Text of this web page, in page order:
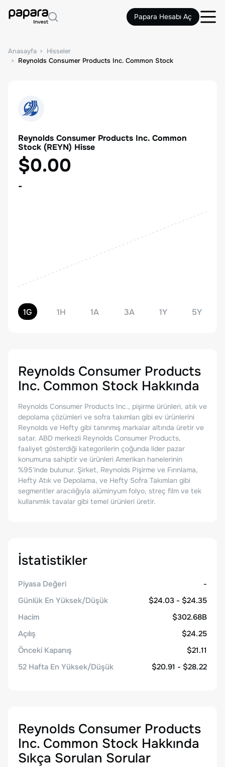
Papara Hesabı Aç
Anasayfa
Hisseler
Reynolds Consumer Products Inc. Common Stock
Reynolds Consumer Products Inc. Common
Stock (REYN) Hisse
$0.00
-
1G 1H 1A 3A 1Y 5Y
Reynolds Consumer Products
Inc. Common Stock Hakkında
Reynolds Consumer Products Inc., pişirme ürünleri, atık ve
depolama çözümleri ve sofra takımları gibi ev ürünlerini
Reynolds ve Hefty gibi tanınmış markalar altında üretir ve
satar. ABD merkezli Reynolds Consumer Products,
faaliyet gösterdiği kategorilerin çoğunda lider pazar
konumuna sahiptir ve ürünleri Amerikan hanelerinin
%95'inde bulunur. Şirket, Reynolds Pişirme ve Fırınlama,
Hefty Atık ve Depolama, ve Hefty Sofra Takımları gibi
segmentler aracılığıyla alüminyum folyo, streç film ve tek
kullanımlık tavalar gibi temel ürünleri üretir.
İstatistikler
Piyasa Değeri
-
Günlük En Yüksek/Düşük
$24.03 - $24.35
Hacim
$302.68B
Açılış
$24.25
Önceki Kapanış
$21.11
52 Hafta En Yüksek/Düşük
$20.91 - $28.22
Reynolds Consumer Products
Inc. Common Stock Hakkında
Sıkça Sorulan Sorular